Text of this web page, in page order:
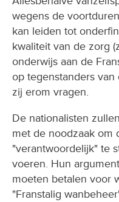
wegens de
kan leiden tot
kwaliteit van de zorg
onderwijs aan de
op tegenstanders
zij erom vragen.
De nationalisten
met de noodzaak om
"verantwoordelijk" te
voeren. Hun
moeten betalen voor
"Franstalig